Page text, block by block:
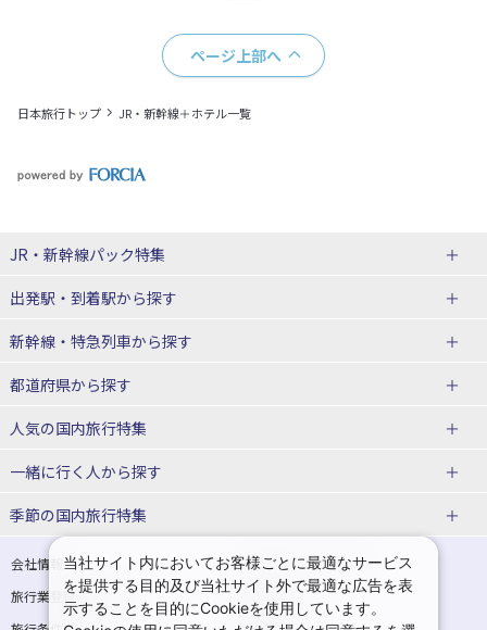
ページ上部へ
日本旅行トップ JR・新幹線＋ホテル一覧
JR・新幹線パック特集
JR・新幹線＋ホテルパック
出張パック
出発駅・到着駅から探す
秋田⇔東京 新幹線パック
仙台→東京 新幹線パック
富山⇔東京 新幹線パック
東京→仙台 新幹線パック
東京→金沢 新幹線パック
東京⇔軽井沢 新幹線パック 東京→長野 新幹線パック
東京→名古屋 新幹線パック 東京→京都 新幹線パック
新幹線・特急列車から探す
北海道新幹線 旅行
山形新幹線 旅行
東海道新幹線 旅行
上越新幹線 旅行
九州新幹線 旅行 西九州新幹線 旅行
特急サンダーバード 旅行
都道府県から探す
北海道旅行・ツアー
東北
青森旅行・ツアー 岩手旅行・ツアー
宮城旅行・ツアー 秋田旅行・ツアー
人気の国内旅行特集
東京ディズニーリゾート®への旅
ユニバーサル・スタジオ・ジャパ
温泉旅行 日帰り旅行
一緒に行く人から探す
一人旅 国内版
カップル・夫婦旅行 国内版 女子旅 国内版
卒業旅行・学生旅行 国内版
季節の国内旅行特集
桜・お花見特集
ゴールデンウィーク（GW）の国内
旅行
夏休み・お盆の国内旅行 7月の国内旅行
会社情報
プライバシーポリシー
旅行業登録票・約款
規約集
当社サイト内においてお客様ごとに最適なサービス
を提供する目的及び当社サイト外で最適な広告を表
示することを目的にCookieを使用しています。